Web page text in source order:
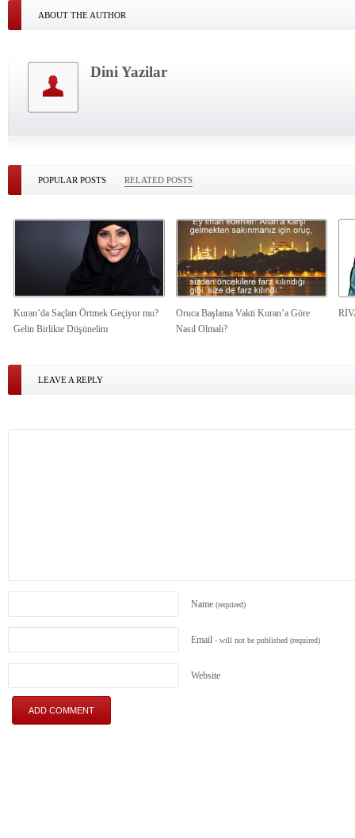
ABOUT THE AUTHOR
Dini Yazilar
POPULAR POSTS RELATED POSTS
Kuran’da Saçları Örtmek Geçiyor mu?
Gelin Birlikte Düşünelim
Oruca Başlama Vakti Kuran’a Göre
Nasıl Olmalı?
LEAVE A REPLY
Name (required)
Email - will not be published (required)
Website